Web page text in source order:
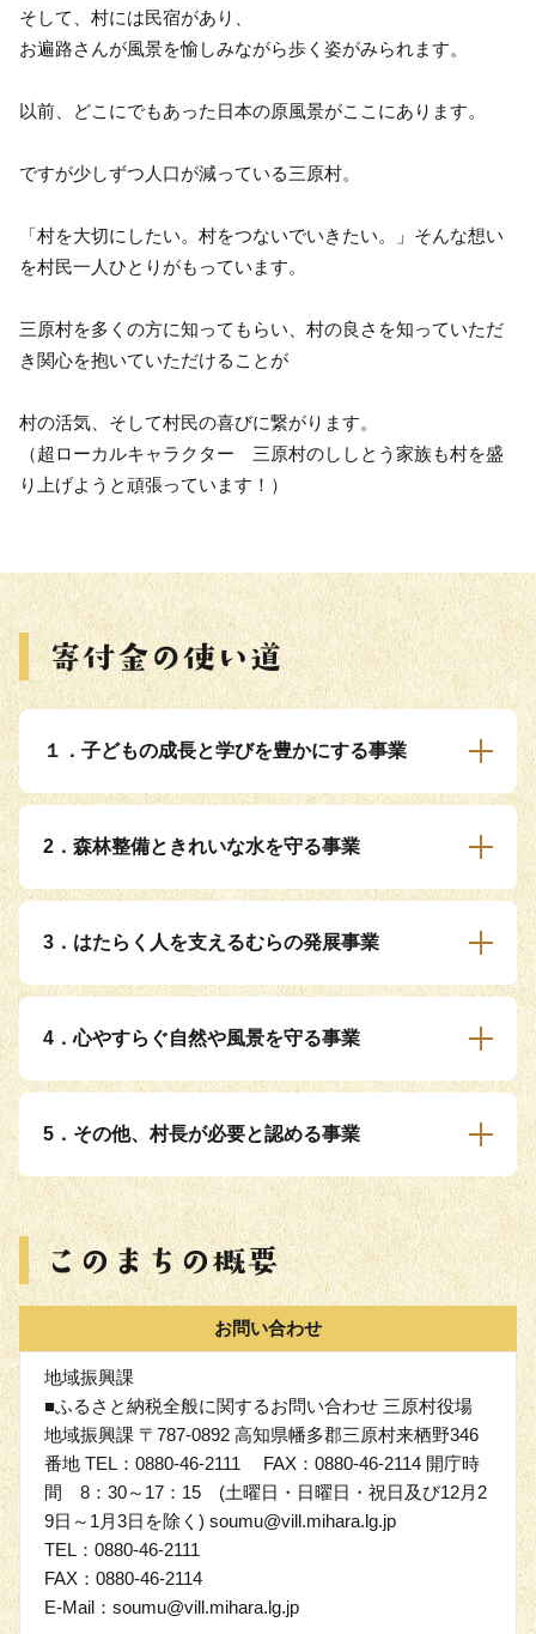
そして、村には民宿があり、
お遍路さんが風景を愉しみながら歩く姿がみられます。
以前、どこにでもあった日本の原風景がここにあります。
ですが少しずつ人口が減っている三原村。
「村を大切にしたい。村をつないでいきたい。」そんな想い
を村民一人ひとりがもっています。
三原村を多くの方に知ってもらい、村の良さを知っていただ
き関心を抱いていただけることが
村の活気、そして村民の喜びに繋がります。
（超ローカルキャラクター 三原村のししとう家族も村を盛
り上げようと頑張っています！）
１．子どもの成長と学びを豊かにする事業
2．森林整備ときれいな水を守る事業
3．はたらく人を支えるむらの発展事業
4．心やすらぐ自然や風景を守る事業
5．その他、村長が必要と認める事業
お問い合わせ
地域振興課
■ふるさと納税全般に関するお問い合わせ 三原村役場
地域振興課 〒787-0892 高知県幡多郡三原村来栖野346
番地 TEL：0880-46-2111 FAX：0880-46-2114 開庁時
間 8：30～17：15 (土曜日・日曜日・祝日及び12月2
9日～1月3日を除く) soumu@vill.mihara.lg.jp
TEL：0880-46-2111
FAX：0880-46-2114
E-Mail：soumu@vill.mihara.lg.jp